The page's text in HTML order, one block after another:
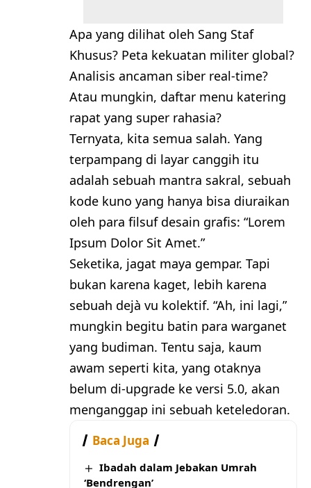
Apa yang dilihat oleh Sang Staf
Khusus? Peta kekuatan militer global?
Analisis ancaman siber real-time?
Atau mungkin, daftar menu katering
rapat yang super rahasia?
Ternyata, kita semua salah. Yang
terpampang di layar canggih itu
adalah sebuah mantra sakral, sebuah
kode kuno yang hanya bisa diuraikan
oleh para filsuf desain grafis: “Lorem
Ipsum Dolor Sit Amet.”
Seketika, jagat maya gempar. Tapi
bukan karena kaget, lebih karena
sebuah dejà vu kolektif. “Ah, ini lagi,”
mungkin begitu batin para warganet
yang budiman. Tentu saja, kaum
awam seperti kita, yang otaknya
belum di-upgrade ke versi 5.0, akan
menganggap ini sebuah keteledoran.
Baca Juga
Ibadah dalam Jebakan Umrah
‘Bendrengan’